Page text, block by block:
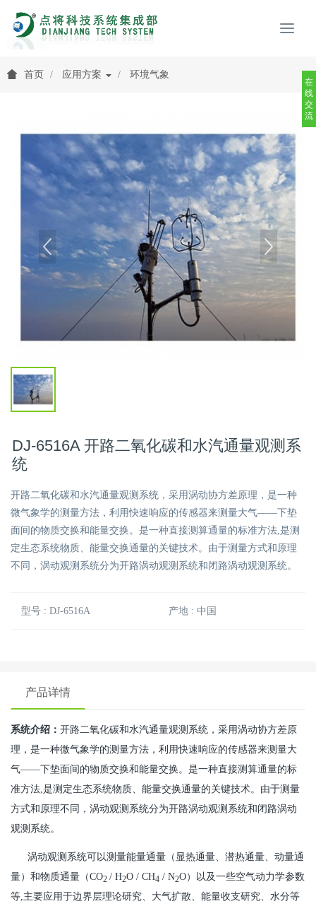
首页 应用方案 环境气象
DJ-6516A 开路二氧化碳和水汽通量观测系
统
开路二氧化碳和水汽通量观测系统，采用涡动协方差原理，是一种
微气象学的测量方法，利用快速响应的传感器来测量大气——下垫
面间的物质交换和能量交换。是一种直接测算通量的标准方法,是测
定生态系统物质、能量交换通量的关键技术。由于测量方式和原理
不同，涡动观测系统分为开路涡动观测系统和闭路涡动观测系统。
型号 : DJ-6516A 产地 : 中国
产品详情
系统介绍： 开路二氧化碳和水汽通量观测系统，采用涡动协方差原
理，是一种微气象学的测量方法，利用快速响应的传感器来测量大
气——下垫面间的物质交换和能量交换。是一种直接测算通量的标
准方法,是测定生态系统物质、能量交换通量的关键技术。由于测量
方式和原理不同，涡动观测系统分为开路涡动观测系统和闭路涡动
观测系统。
涡动观测系统可以测量能量通量（显热通量、潜热通量、动量通
量）和物质通量（CO2 / H2O / CH4 / N2O）以及一些空气动力学参数
等,主要应用于边界层理论研究、大气扩散、能量收支研究、水分等
在
线
交
流